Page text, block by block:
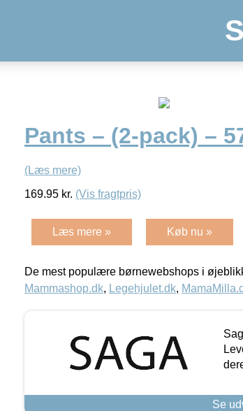
Pants – (2-pack) –
(Læs mere)
169.95 kr. (Vis fragtpris)
Læs mere » Køb nu »
De mest populære børnewebshops i
Mammashop.dk, Legehjulet.dk,
Se